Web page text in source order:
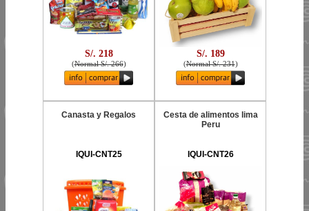
S/. 218
(Normal S/. 266)
S/. 189
(Normal S/. 231)
Canasta y Regalos
IQUI-CNT25
Cesta de alimentos lima
Peru
IQUI-CNT26